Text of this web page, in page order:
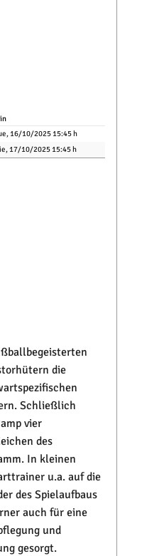
16/10/2025 15:45 h
17/10/2025 15:45 h
die
Schließlich
vier
des
In kleinen
u.a. auf die
des Spielaufbaus
auch für eine
und
gesorgt.